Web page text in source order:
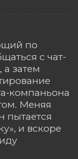
по
с чат-
затем
компаньона
Меняя
пытается
и вскоре